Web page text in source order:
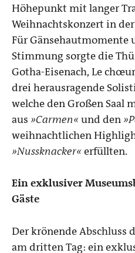
Höhepunkt mit langer
Weihnachtskonzert in
Für Gänsehautmomente
Stimmung sorgte die
Gotha-Eisenach, Le
drei herausragende
welche den Großen Saal
aus »Carmen« und den
weihnachtlichen
»Nussknacker« erfüllten.
Ein exklusiver
Gäste
Der krönende Abschluss
am dritten Tag: ein